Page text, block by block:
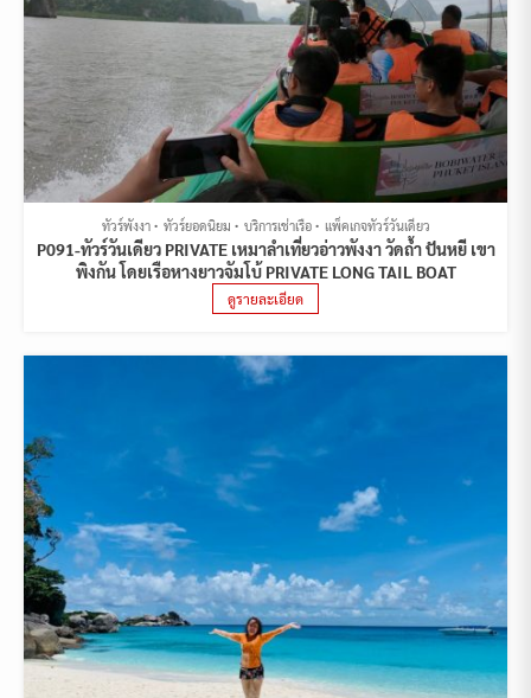
ทัวร์พังงา ทัวร์ยอดนิยม บริการเช่าเรือ แพ็คเกจทัวร์วันเดียว
P091-ทัวร์วันเดียว PRIVATE เหมาลำเที่ยวอ่าวพังงา วัดถ้ำ ปันหยี เขา
พิงกัน โดยเรือหางยาวจัมโบ้ PRIVATE LONG TAIL BOAT
ดูรายละเอียด